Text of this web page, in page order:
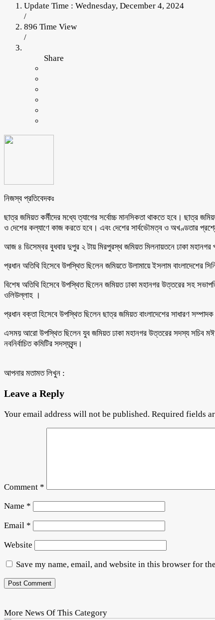
Update Time : Wednesday, December 4, 2024
/
896 Time View
/
Share
নিজস্ব প্রতিবেদকঃ
ছাত্র জমিয়ত কর্মীদের মধ্যে ত্যাগের সর্বোচ্চ মানসিকতা থাকতে হবে। ছাত্র
ও দেশের কল্যাণে কাজ করতে হবে। এবং দেশের সার্বভৌমত্ব ও অখণ্ডতার
আজ ৪ ডিসেম্বর বুধবার দুপুর ২ টায় মিরপুরস্থ জমিয়ত মিলনায়তনে ঢাকা মহানগর
প্রধান অতিথি হিসেবে উপস্থিত ছিলেন জমিয়তে উলামায়ে ইসলাম বাংলাদেশের
বিশেষ অতিথি হিসেবে উপস্থিত ছিলেন জমিয়ত ঢাকা মহানগর উত্তরের সহ
ওলিউল্লাহ ।
প্রধান বক্তা হিসেবে উপস্থিত ছিলেন ছাত্র জমিয়ত বাংলাদেশের সাধারণ
এসময় আরো উপস্থিত ছিলেন যুব জমিয়ত ঢাকা মহানগর উত্তরের সদস্য সচিব
নবনির্বাচিত কমিটির সদস্যবৃন্দ।
আপনার মতামত লিখুন :
Leave a Reply
Your email address will not be published. Required fields
Comment *
Name *
Email *
Website
Save my name, email, and website in this browser for
More News Of This Category